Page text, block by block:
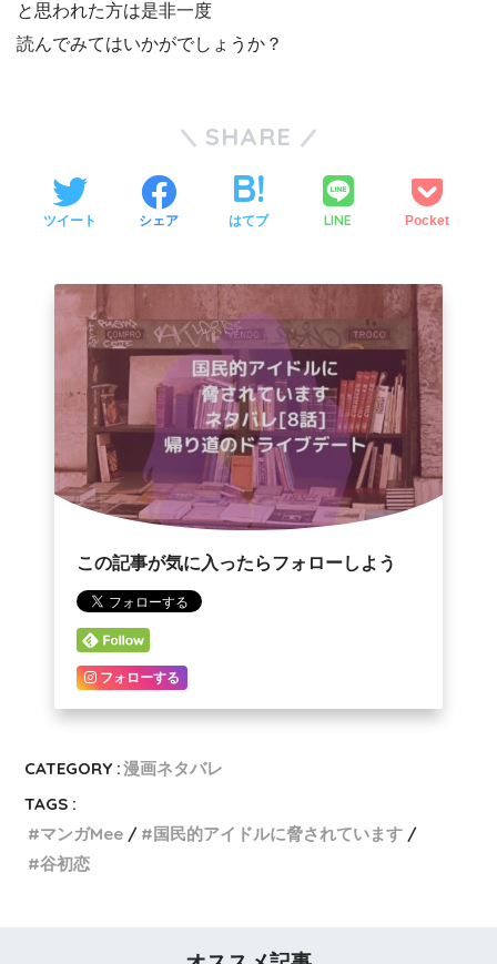
と思われた方は是非一度
読んでみてはいかがでしょうか？
SHARE
ツイート シェア はてブ LINE Pocket
この記事が気に入ったらフォローしよう
フォローする
CATEGORY :漫画ネタバレ
TAGS :
マンガMee
国民的アイドルに脅されています
谷初恋